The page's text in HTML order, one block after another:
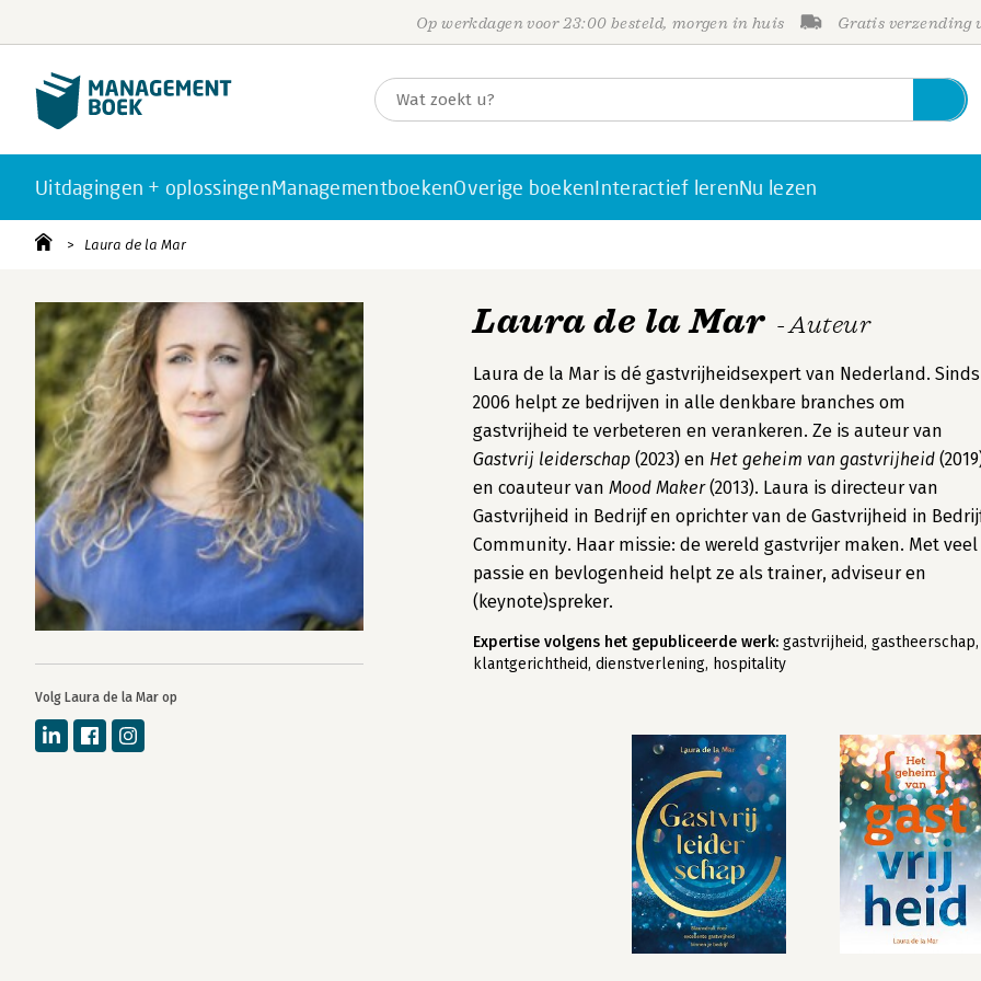
Op werkdagen voor 23:00 besteld, morgen in huis Gratis verzending
Uitdagingen + oplossingenManagementboekenOverige boekenInteractief lerenNu lezen
Laura de la Mar
Volg Laura de la Mar op
Laura de la Mar - Auteur
Laura de la Mar is dé gastvrijheidsexpert van Nederland. Sinds
2006 helpt ze bedrijven in alle denkbare branches om
gastvrijheid te verbeteren en verankeren. Ze is auteur van
Gastvrij leiderschap (2023) en Het geheim van gastvrijheid
en coauteur van Mood Maker(2013). Laura is directeur van
Gastvrijheid in Bedrijf en oprichter van de Gastvrijheid in
Community. Haar missie: de wereld gastvrijer maken. Met veel
passie en bevlogenheid helpt ze als trainer, adviseur en
(keynote)spreker.
Expertise volgens het gepubliceerde werk: gastvrijheid, gastheerschap,
klantgerichtheid, dienstverlening, hospitality